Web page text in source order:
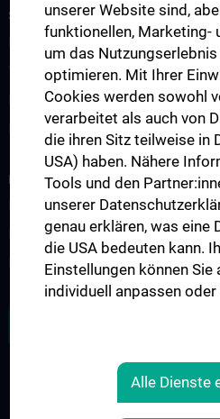
STUDIUM, AUS- UND
ESTS - Webinare
Vienna-Toronto-Vanderbilt Lung
Famulaturen und klinisch-
Diplomarbeit und wissenschaftliche
FORSCHUNG
Publikationsliste
Experimentelle Forschung
Laufende klinische Studien
unserer Website sind,
funktionellen, Marketing-
um das
optimieren. Mit Ihrer
Cookies werden sowohl
verarbeitet als auch von
die ihren Sitz teilweise in
USA) haben. Nähere
Tools und den
unserer
genau erklären, was eine
die USA bedeuten kann.
Einstellungen können Sie
individuell anpassen
Alle Dienste